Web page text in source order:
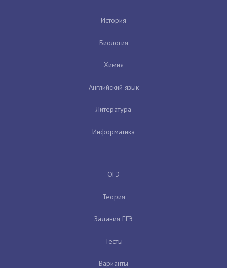
История
Биология
Химия
Английский язык
Литература
Информатика
ОГЭ
Теория
Задания ЕГЭ
Тесты
Варианты